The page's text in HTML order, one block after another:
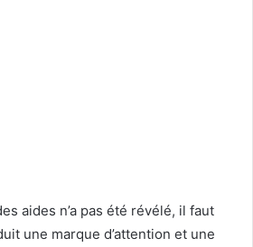
aides n’a pas été révélé, il faut
une marque d’attention et une